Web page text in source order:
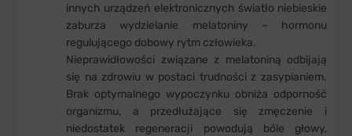
innych urządzeń elektronicznych światło niebieskie
zaburza wydzielanie melatoniny – hormonu
regulującego dobowy rytm człowieka.
Nieprawidłowości związane z melatoniną odbijają
się na zdrowiu w postaci trudności z zasypianiem.
Brak optymalnego wypoczynku obniża odporność
organizmu, a przedłużające się zmęczenie i
niedostatek regeneracji powodują bóle głowy,